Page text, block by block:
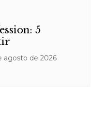
5
agosto de 2026